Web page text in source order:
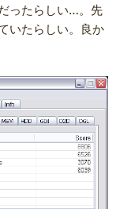
ったらしい…。先
いたらしい。良か